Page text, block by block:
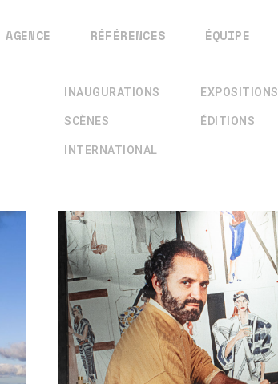
AGENCE RÉFÉRENCES ÉQUIPE
INAUGURATIONS EXPOSITIONS
SCÈNES ÉDITIONS
INTERNATIONAL